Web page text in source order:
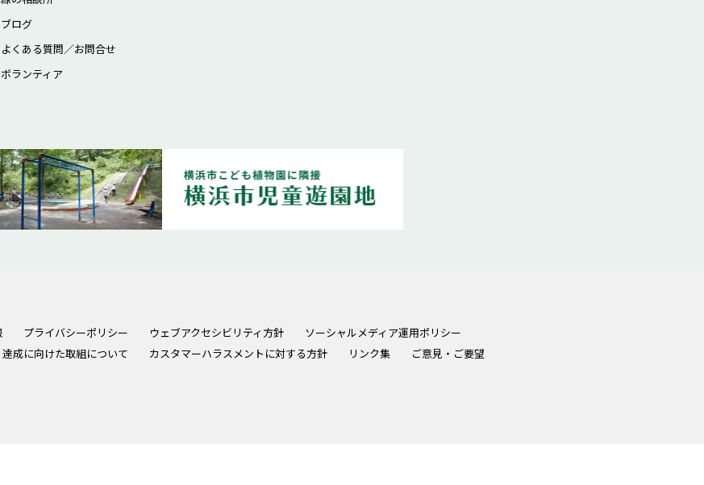
ブログ
よくある質問／お問合せ
ボランティア
プライバシーポリシー ウェブアクセシビリティ方針
ソーシャルメディア運用ポリシー
達成に向けた取組について
カスタマーハラスメントに対する方針 リンク集 ご意見・ご要望